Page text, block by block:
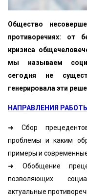
Общество
противоречиях: от
кризиса
мы называем
сегодня не
генерировала эти
НАПРАВЛЕНИЯ
➜ Сбор
проблемы и каким
примеры и
➜ Обобщение
позволяющих
актуальные